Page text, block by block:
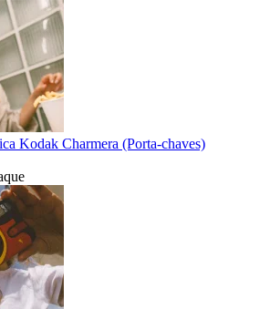
Kodak Charmera (Porta-chaves)